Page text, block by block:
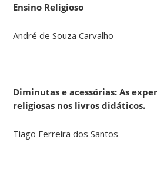
Ensino Religioso
André de Souza Carvalho
Diminutas e acessórias: As
religiosas nos livros didáticos.
Tiago Ferreira dos Santos